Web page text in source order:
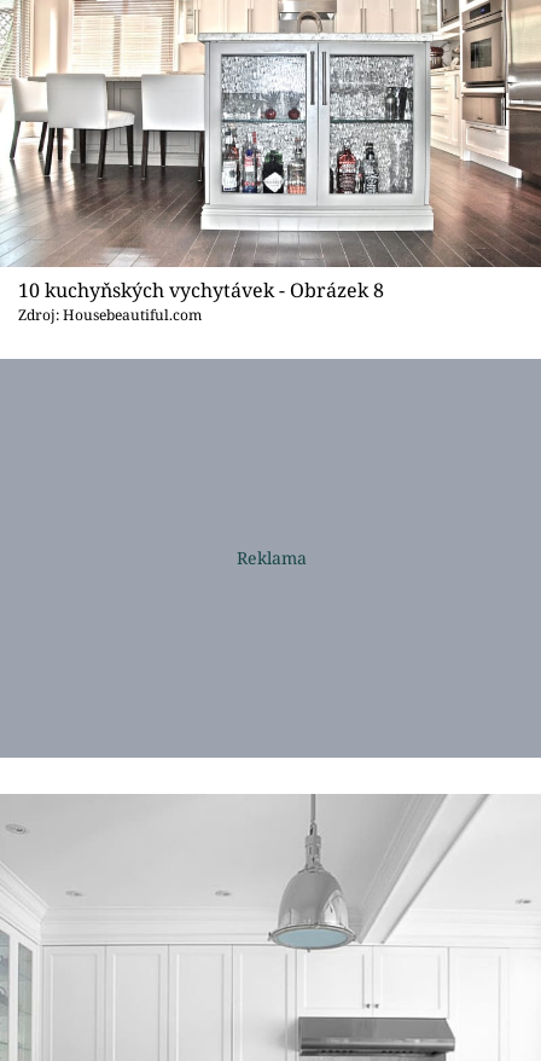
10 kuchyňských vychytávek - Obrázek 8
Zdroj: Housebeautiful.com